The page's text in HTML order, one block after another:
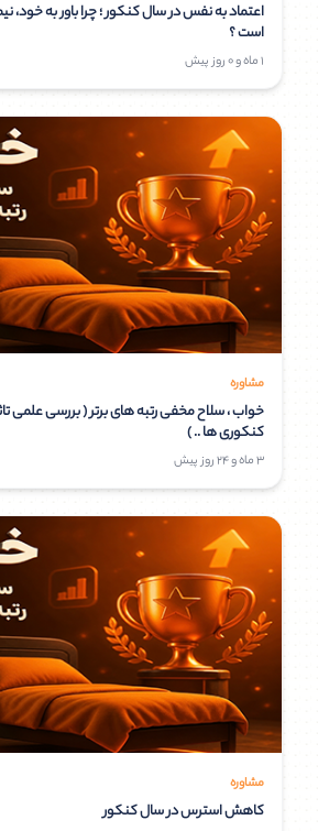
اعتماد به‌ نفس در سال کنکور ؛ چرا باور به خود،
است ؟
1 ماه و 0 روز پیش
مشاوره
خواب ، سلاح مخفی رتبه های برتر ( بررسی علمی
کنکوری ها .. )
3 ماه و 24 روز پیش
مشاوره
کاهش استرس در سال کنکور